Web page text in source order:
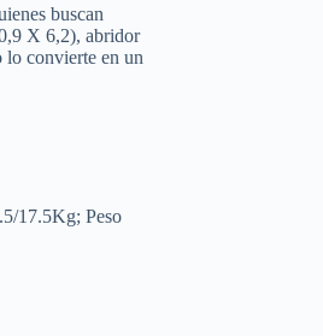
buscan
X 6,2), abridor
convierte en un
17.5Kg; Peso